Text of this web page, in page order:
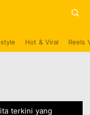
Hot & Viral Reels
terkini yang